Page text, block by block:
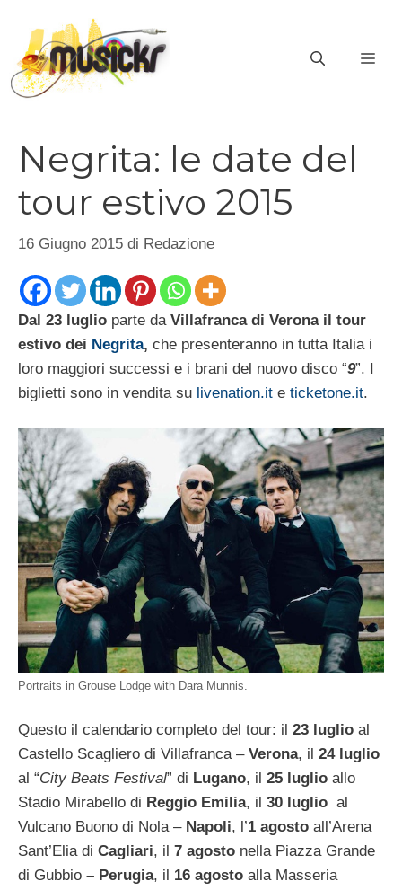
contenuto
Negrita: le date del
tour estivo 2015
16 Giugno 2015 di Redazione
Dal 23 luglio parte daVillafranca di Verona il tour
estivo dei Negrita, che presenteranno in tutta Italia i
loro maggiori successi e i brani del nuovo disco “9”. I
biglietti sono in vendita su livenation.it e ticketone.it.
Portraits in Grouse Lodge with Dara Munnis.
Questo il calendario completo del tour: il 23 luglio al
Castello Scagliero di Villafranca – Verona, il 24 luglio
al “City Beats Festival” di Lugano, il 25 luglio allo
Stadio Mirabello di Reggio Emilia, il 30 luglio al
Vulcano Buono di Nola – Napoli, l’1 agosto all’Arena
Sant’Elia di Cagliari, il 7 agosto nella Piazza Grande
di Gubbio – Perugia, il 16 agosto alla Masseria